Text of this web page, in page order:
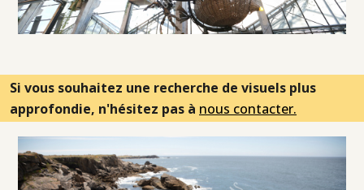
Si vous souhaitez une recherche de visuels plus
approfondie, n'hésitez pas à nous contacter.